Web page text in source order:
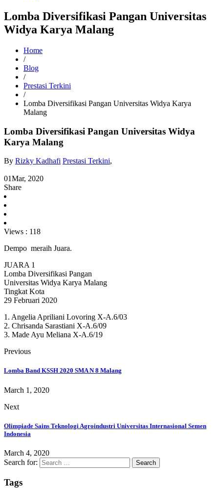
Lomba Diversifikasi Pangan Universitas
Widya Karya Malang
Home
/
Blog
/
Prestasi Terkini
/
Lomba Diversifikasi Pangan Universitas Widya Karya
Malang
Lomba Diversifikasi Pangan Universitas Widya
Karya Malang
By Rizky Kadhafi Prestasi Terkini,
01Mar, 2020
Share
Views : 118
Dempo meraih Juara.
JUARA 1
Lomba Diversifikasi Pangan
Universitas Widya Karya Malang
Tingkat Kota
29 Februari 2020
1. Angelia Apriliani Lovoring X-A.6/03
2. Chrisanda Sarastiani X-A.6/09
3. Made Ayu Meliana X-A.6/19
Previous
Lomba Band KSSH 2020 SMA N 8 Malang
March 1, 2020
Next
Olimpiade Sains Teknologi Agroindustri Universitas Internasional Semen
Indonesia
March 4, 2020
Search for:
Tags